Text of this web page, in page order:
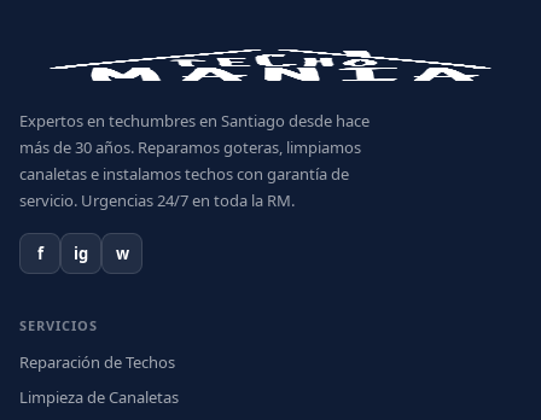
Expertos en techumbres en Santiago desde hace
más de 30 años. Reparamos goteras, limpiamos
canaletas e instalamos techos con garantía de
servicio. Urgencias 24/7 en toda la RM.
f ig w
SERVICIOS
Reparación de Techos
Limpieza de Canaletas